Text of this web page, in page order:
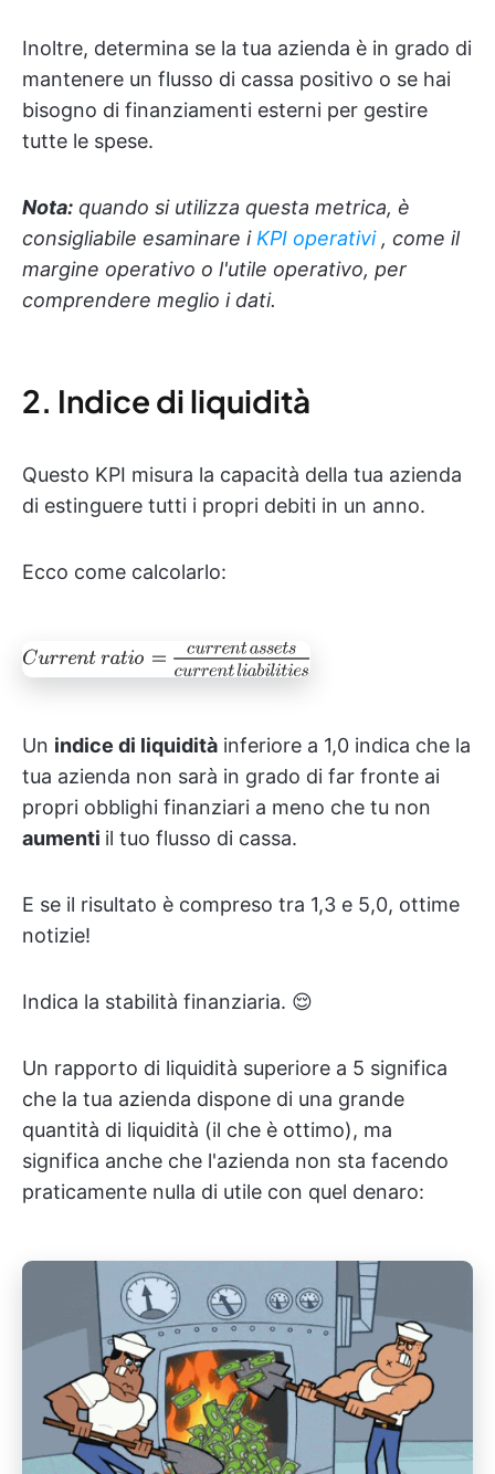
Inoltre, determina se la tua azienda è in grado di
mantenere un flusso di cassa positivo o se hai
bisogno di finanziamenti esterni per gestire
tutte le spese.
Nota: quando si utilizza questa metrica, è
consigliabile esaminare i KPI operativi , come il
margine operativo o l'utile operativo, per
comprendere meglio i dati.
2. Indice di liquidità
Questo KPI misura la capacità della tua azienda
di estinguere tutti i propri debiti in un anno.
Ecco come calcolarlo:
Un indice di liquidità inferiore a 1,0 indica che la
tua azienda non sarà in grado di far fronte ai
propri obblighi finanziari a meno che tu non
aumenti il tuo flusso di cassa.
E se il risultato è compreso tra 1,3 e 5,0, ottime
notizie!
Indica la stabilità finanziaria. 😌
Un rapporto di liquidità superiore a 5 significa
che la tua azienda dispone di una grande
quantità di liquidità (il che è ottimo), ma
significa anche che l'azienda non sta facendo
praticamente nulla di utile con quel denaro: